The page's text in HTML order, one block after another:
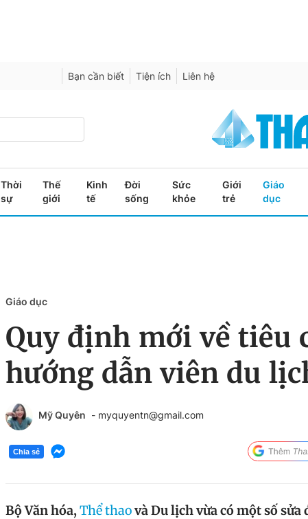
Bạn cần biết Tiện ích Liên hệ
Thời
sự
Thế
giới
Kinh
tế
Đời
sống
Sức
khỏe
Giới
trẻ
Giáo
dục
Giáo dục
Quy định mới về tiêu
hướng dẫn viên du
Mỹ Quyên - myquyentn@gmail.com
Chia sẻ
Bộ Văn hóa, Thể thaovà Du lịch vừa có một số sửa